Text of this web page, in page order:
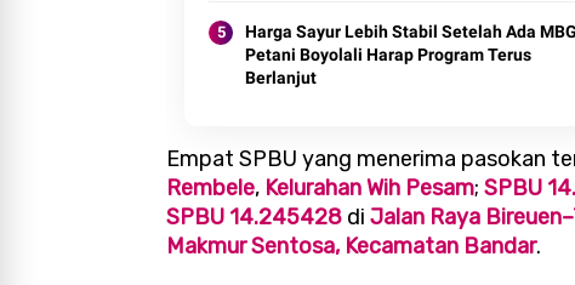
Harga Sayur Lebih Stabil Setelah Ada
Petani Boyolali Harap Program Terus
Berlanjut
Empat SPBU yang menerima pasokan
Rembele, Kelurahan Wih Pesam; SPBU
SPBU 14.245428 di Jalan Raya
Makmur Sentosa, Kecamatan Bandar.